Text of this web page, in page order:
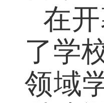
在
了学
领域